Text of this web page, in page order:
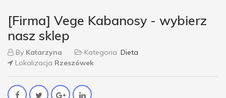
[Firma] Vege Kabanosy - wybierz
nasz sklep
By Katarzyna Kategoria Dieta
Lokalizacja Rzeszówek